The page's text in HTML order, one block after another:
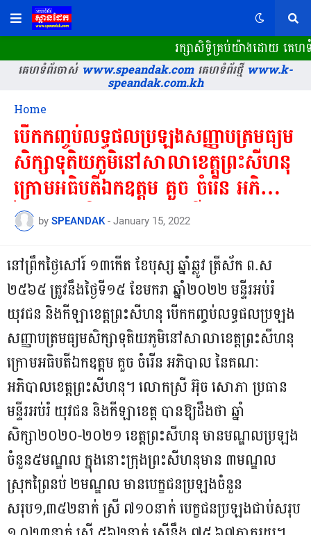
រក្សាសិទ្ធិគ្រប់យ៉ាងដោយ គេហ
គេហទំព័រចាស់www.speandak.comគេហទំព័រថ្មីwww.k-
speandak.com.kh
Home
បើកកញ្ចប់លទ្ធផលប្រឡងសញ្ញាបត្រមធ្យម
សិក្សាទុតិយភូមិនៅសាលាខេត្តព្រះសីហនុ
ក្រោមអធិបតីឯកឧត្តម គួច ចំរើន អភិបាល
នៃគណៈអភិបាលខេត្តព្រះសីហនុ។
by SPEANDAK - January 15, 2022
នៅព្រឹកថ្ងៃសៅរ៍ ១៣កើត ខែបុស្ស ឆ្នាំឆ្លូវ ត្រីស័ក ព.ស
២៥៦៥ ត្រូវនឹងថ្ងៃទី១៥ ខែមករា ឆ្នាំ២០២២ មន្ទីរអប់រំ
យុវជន និងកីឡាខេត្តព្រះសីហនុ បើកកញ្ចប់លទ្ធផលប្រឡង
សញ្ញាបត្រមធ្យមសិក្សាទុតិយភូមិនៅសាលាខេត្តព្រះសីហនុ
ក្រោមអធិបតីឯកឧត្តម គួច ចំរើន អភិបាល នៃគណៈ
អភិបាលខេត្តព្រះសីហនុ។ លោកស្រី អ៊ុច សោភា ប្រធាន
មន្ទីរអប់រំ យុវជន និងកីឡាខេត្ត បានឱ្យដឹងថា ឆ្នាំ
សិក្សា២០២០-២០២១ ខេត្តព្រះសីហនុ មានមណ្ឌលប្រឡង
ចំនួន៥មណ្ឌល ក្នុងនោះក្រុងព្រះសីហនុមាន ៣មណ្ឌល
ស្រុកព្រៃនប់ ២មណ្ឌល មានបេក្ខជនប្រឡងចំនួន
សរុប១,៣៥២នាក់ ស្រី ៧១០នាក់ បេក្ខជនប្រឡងជាប់សរុប